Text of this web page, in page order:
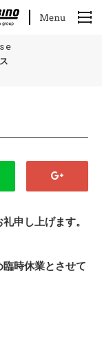
申し上げます。
時休業とさせて